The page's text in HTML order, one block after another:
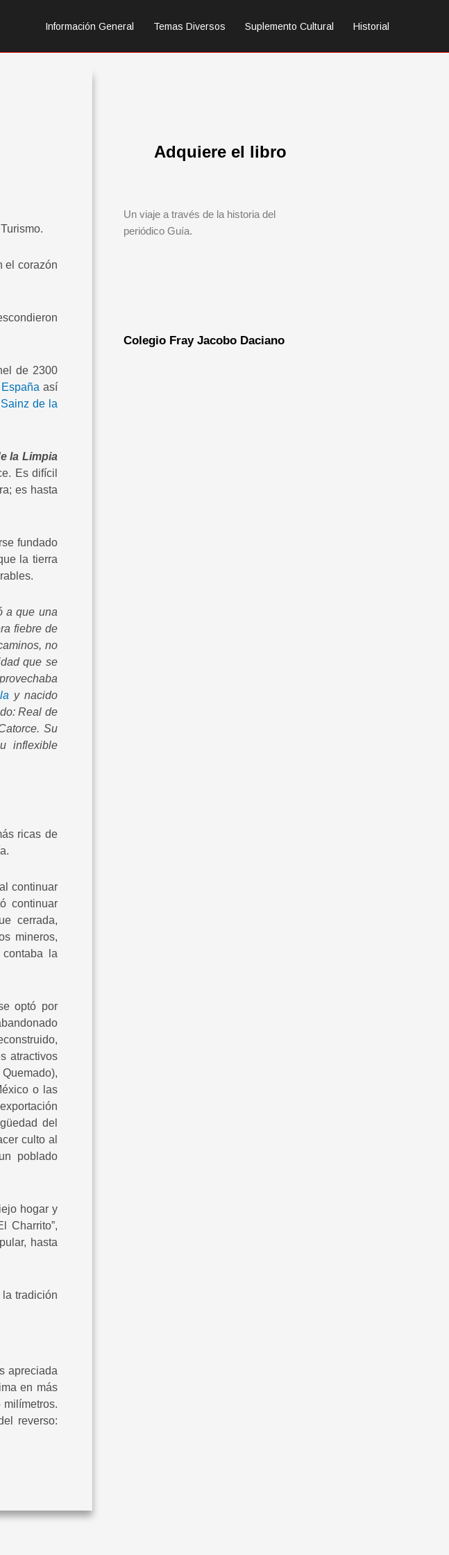
Información General Temas Diversos Suplemento Cultural Historial
el corazón
de 2300
España así
de la
la Limpia
Es difícil
es hasta
fundado
la tierra
a que una
fiebre de
no
que se
y nacido
Real de
Su
inflexible
ricas de
continuar
continuar
cerrada,
mineros,
la
optó por
atractivos
o las
del
culto al
poblado
hogar y
Charrito”,
hasta
tradición
apreciada
en más
milímetros.
reverso:
Adquiere el libro
Un viaje a través de la historia del
periódico Guía.
Colegio Fray Jacobo Daciano